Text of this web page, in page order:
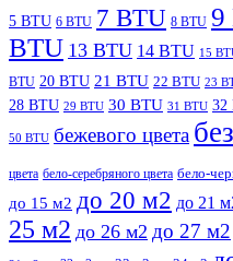
5 BTU 6 BTU 7 BTU 8 BTU 9
BTU 13 BTU 14 BTU 15
BTU 20 BTU 21 BTU 22 BTU 23
28 BTU 29 BTU 30 BTU 31 BTU 32
50 BTU бежевого цвета
цвета бело-серебряного цвета бело-
до 15 м2 до 20 м2 до 21
25 м2 до 26 м2 до 27 м2